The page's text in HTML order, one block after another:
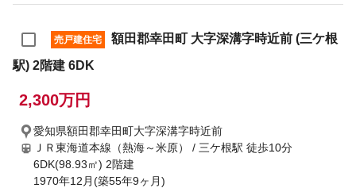
売戸建住宅
額田郡幸田町 大字深溝字時近前 (三ケ根
駅) 2階建 6DK
2,300万円
愛知県額田郡幸田町大字深溝字時近前
ＪＲ東海道本線（熱海～米原） / 三ケ根駅 徒歩10分
6DK(98.93㎡) 2階建
1970年12月(築55年9ヶ月)